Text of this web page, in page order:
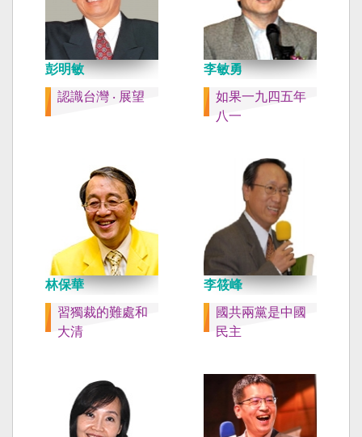
彭明敏
認識台灣 ‧ 展望
李敏勇
如果一九四五年
八一
林保華
習獨裁的難處和
大清
李筱峰
國共兩黨是中國
民主